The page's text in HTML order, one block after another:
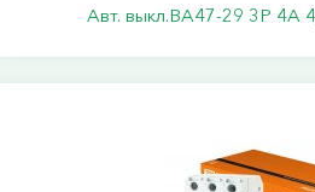
Авт. выкл.ВА47-29 3Р 4А